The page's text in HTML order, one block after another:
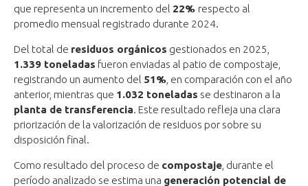
que representa un incremento del 22% respecto al
promedio mensual registrado durante 2024.
Del total de residuos orgánicos gestionados en 2025,
1.339 toneladas fueron enviadas al patio de compostaje,
registrando un aumento del 51% , en comparación con el año
anterior, mientras que 1.032 toneladas se destinaron a la
planta de transferencia. Este resultado refleja una clara
priorización de la valorización de residuos por sobre su
disposición final.
Como resultado del proceso de compostaje , durante el
período analizado se estima una generación potencial de